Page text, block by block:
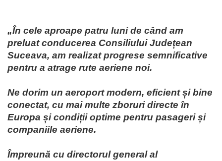
„În cele aproape patru luni de când am
preluat conducerea Consiliului Județean
Suceava, am realizat progrese semnificative
pentru a atrage rute aeriene noi.
Ne dorim un aeroport modern, eficient și bine
conectat, cu mai multe zboruri directe în
Europa și condiții optime pentru pasageri și
companiile aeriene.
Împreună cu directorul general al